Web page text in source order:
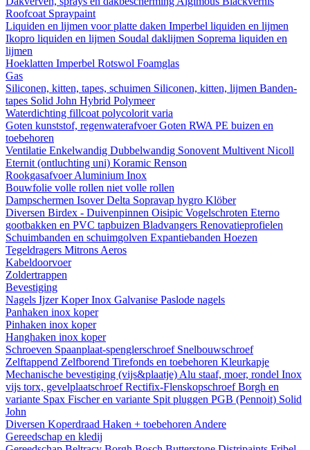
Roofcoat Spraypaint
Liquiden en lijmen voor platte daken Imperbel liquiden en lijmen
Ikopro liquiden en lijmen Soudal daklijmen Soprema liquiden en
lijmen
Hoeklatten Imperbel Rotswol Foamglas
Gas
Siliconen, kitten, tapes, schuimen Siliconen, kitten, lijmen Banden-
tapes Solid John Hybrid Polymeer
Waterdichting fillcoat polycolorit varia
Goten kunststof, regenwaterafvoerGoten RWA PE buizen en
toebehoren
Ventilatie Enkelwandig Dubbelwandig Sonovent Multivent Nicoll
Eternit (ontluchting uni) Koramic Renson
RookgasafvoerAluminium Inox
Bouwfolie volle rollen niet volle rollen
Dampschermen IsoverDelta Sopravap hygro Klöber
Diversen Birdex - Duivenpinnen Oisipic Vogelschroten Eterno
gootbakken en PVC tapbuizen Bladvangers Renovatieprofielen
Schuimbanden en schuimgolven Expantiebanden Hoezen
Tegeldragers Mitrons Aeros
Kabeldoorvoer
Zoldertrappen
Bevestiging
Nagels IjzerKoperInox Galvanise Paslode nagels
Panhaken inox koper
Pinhaken inox koper
Hanghaken inox koper
Schroeven Spaanplaat-spenglerschroef Snelbouwschroef
Zelftappend Zelfborend Tirefonds en toebehoren Kleurkapje
Mechanische bevestiging (vijs&plaatje) Alu staaf, moer, rondel Inox
vijs torx, gevelplaatschroefRectifix-FlenskopschroefBorgh en
variante Spax Fischer en variante Spit pluggen PGB (Pennoit) Solid
John
Diversen Koperdraad Haken + toebehoren Andere
Gereedschap en kledij